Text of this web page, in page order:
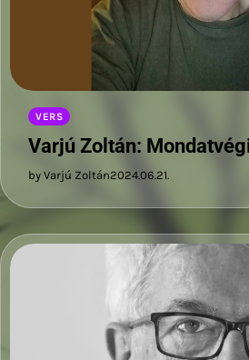
VERS
Varjú Zoltán:
by Varjú Zoltán2024.06.21.